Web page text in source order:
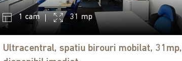
1 cam 31 mp
Ultracentral, spatiu birouri mobilat, 31mp,